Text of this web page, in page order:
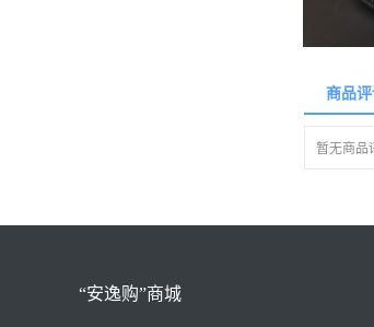
商品
暂无商品
“安逸购”商城